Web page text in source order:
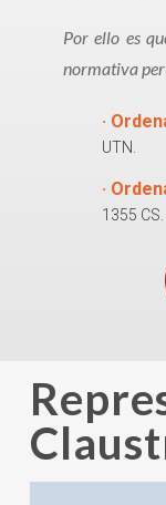
Por ello es
normativa
·
UTN.
·
1355 CS.